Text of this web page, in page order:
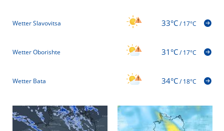
Wetter Slavovitsa 33°C/17°C
Wetter Oborishte 31°C/17°C
Wetter Bata 34°C/18°C